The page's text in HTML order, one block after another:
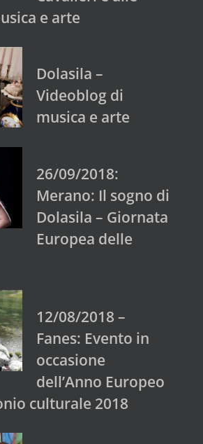
e arte
Dolasila –
Videoblog di
musica e arte
26/09/2018:
Merano: Il sogno di
Dolasila – Giornata
Europea delle
12/08/2018 –
Fanes: Evento in
occasione
dell’Anno Europeo
culturale 2018